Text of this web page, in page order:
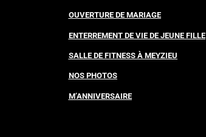
OUVERTURE DE MARIAGE
ENTERREMENT DE VIE DE JEUNE FILLE
SALLE DE FITNESS À MEYZIEU
NOS PHOTOS
M’ANNIVERSAIRE